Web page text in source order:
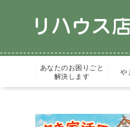
あなたのお困りごと
解決します
や